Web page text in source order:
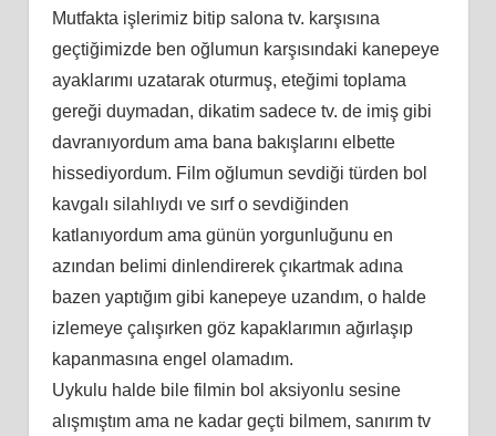
Mutfakta işlerimiz bitip salona tv. karşısına
geçtiğimizde ben oğlumun karşısındaki kanepeye
ayaklarımı uzatarak oturmuş, eteğimi toplama
gereği duymadan, dikatim sadece tv. de imiş gibi
davranıyordum ama bana bakışlarını elbette
hissediyordum. Film oğlumun sevdiği türden bol
kavgalı silahlıydı ve sırf o sevdiğinden
katlanıyordum ama günün yorgunluğunu en
azından belimi dinlendirerek çıkartmak adına
bazen yaptığım gibi kanepeye uzandım, o halde
izlemeye çalışırken göz kapaklarımın ağırlaşıp
kapanmasına engel olamadım.
Uykulu halde bile filmin bol aksiyonlu sesine
alışmıştım ama ne kadar geçti bilmem, sanırım tv